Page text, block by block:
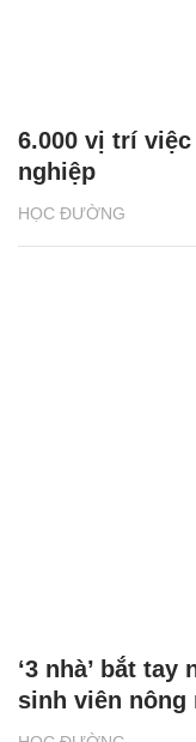
HỌC ĐƯỜNG
6.000 vị trí
nghiệp
‘3 nhà’ bắt
sinh viên nông